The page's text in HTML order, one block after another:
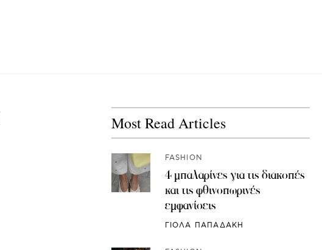
Most Read Articles
FASHION
4 μπαλαρίνες για τις διακοπές
και τις φθινοπωρινές
εμφανίσεις
ΓΙΟΛΑ ΠΑΠΑΔΑΚΗ